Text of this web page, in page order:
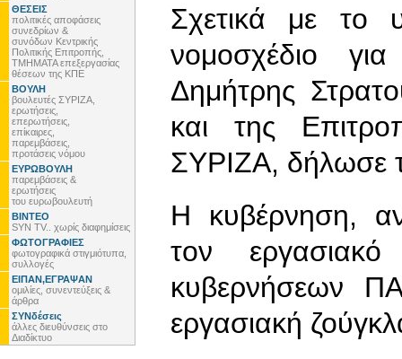
ΘΕΣΕΙΣ
πολιτικές αποφάσεις
συνεδρίων &
συνόδων Κεντρικής
Πολιτικής Επιτροπής,
ΤΜΗΜΑΤΑ επεξεργασίας
θέσεων της ΚΠΕ
ΒΟΥΛΗ
βουλευτές ΣΥΡΙΖΑ,
ερωτήσεις,
επερωτήσεις,
επίκαιρες,
παρεμβάσεις,
προτάσεις νόμου
ΕΥΡΩΒΟΥΛΗ
παρεμβάσεις &
ερωτήσεις
του ευρωβουλευτή
ΒΙΝΤΕΟ
SYN TV.. χωρίς διαφημίσεις
ΦΩΤΟΓΡΑΦΙΕΣ
φωτογραφικά στιγμιότυπα,
συλλογές
ΕΙΠΑΝ,ΕΓΡΑΨΑΝ
ομιλίες, συνεντεύξεις &
άρθρα
ΣΥΝδέσεις
άλλες διευθύνσεις στο
Διαδίκτυο
Σχετικά με το
νομοσχέδιο
Δημήτρης
και της
ΣΥΡΙΖΑ, δήλωσε
Η κυβέρνηση,
τον
κυβερνήσεων
εργασιακή